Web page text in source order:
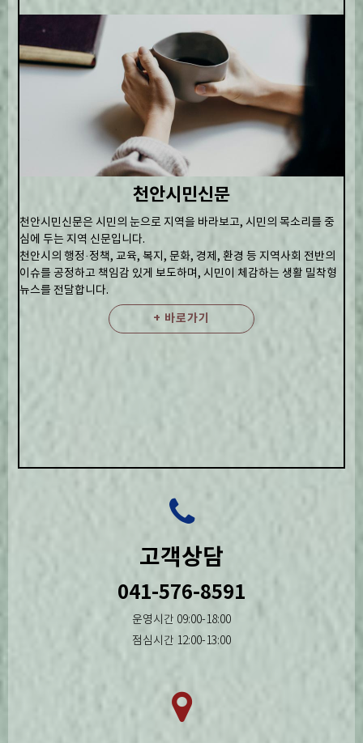
천안시민신문
천안시민신문은 시민의 눈으로 지역을 바라보고, 시민의 목소리를 중
심에 두는 지역 신문입니다.
천안시의 행정·정책, 교육, 복지, 문화, 경제, 환경 등 지역사회 전반의
이슈를 공정하고 책임감 있게 보도하며, 시민이 체감하는 생활 밀착형
뉴스를 전달합니다.
+ 바로가기
고객상담
041-576-8591
운영시간 09:00-18:00
점심시간 12:00-13:00